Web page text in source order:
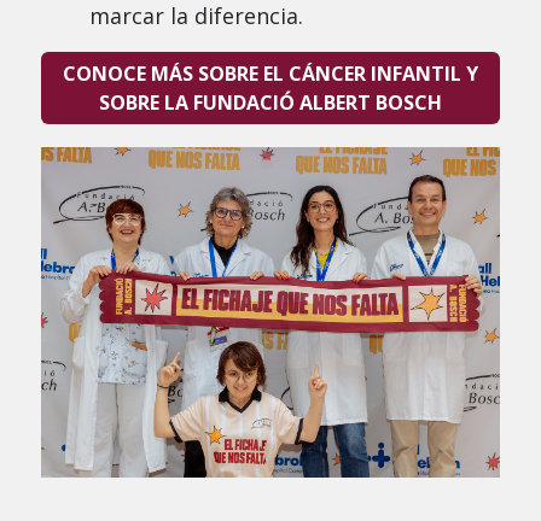
marcar la diferencia.
CONOCE MÁS SOBRE EL CÁNCER INFANTIL Y
SOBRE LA FUNDACIÓ ALBERT BOSCH